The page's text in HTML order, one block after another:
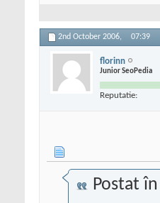
2nd October 2006, 07:39
florinn
Junior SeoPedia
Reputatie:
Postat